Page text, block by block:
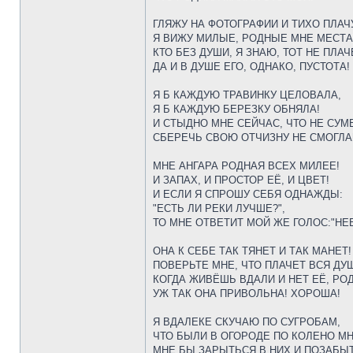
ГЛЯЖУ НА ФОТОГРАФИИ И ТИХО
Я ВИЖУ МИЛЫЕ, РОДНЫЕ МНЕ
КТО БЕЗ ДУШИ, Я ЗНАЮ, ТОТ НЕ
ДА И В ДУШЕ ЕГО, ОДНАКО, ПУСТОТА!
Я Б КАЖДУЮ ТРАВИНКУ ЦЕЛОВАЛА,
Я Б КАЖДУЮ БЕРЕЗКУ ОБНЯЛА!
И СТЫДНО МНЕ СЕЙЧАС, ЧТО НЕ
СБЕРЕЧЬ СВОЮ ОТЧИЗНУ НЕ
МНЕ АНГАРА РОДНАЯ ВСЕХ МИЛЕЕ!
И ЗАПАХ, И ПРОСТОР ЕЁ, И ЦВЕТ!
И ЕСЛИ Я СПРОШУ СЕБЯ ОДНАЖДЫ:
"ЕСТЬ ЛИ РЕКИ ЛУЧШЕ?",
ТО МНЕ ОТВЕТИТ МОЙ ЖЕ
ОНА К СЕБЕ ТАК ТЯНЕТ И ТАК МАНЕТ!
ПОВЕРЬТЕ МНЕ, ЧТО ПЛАЧЕТ ВСЯ
КОГДА ЖИВЁШЬ ВДАЛИ И НЕТ ЕЁ,
УЖ ТАК ОНА ПРИВОЛЬНА! ХОРОША!
Я ВДАЛЕКЕ СКУЧАЮ ПО СУГРОБАМ,
ЧТО БЫЛИ В ОГОРОДЕ ПО КОЛЕНО
МНЕ БЫ ЗАРЫТЬСЯ В НИХ И